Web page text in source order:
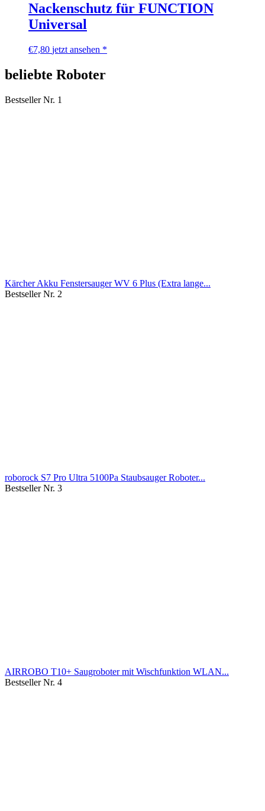
Nackenschutz für FUNCTION
Universal
€7,80 jetzt ansehen *
beliebte Roboter
Bestseller Nr. 1
Kärcher Akku Fenstersauger WV 6 Plus (Extra lange...
Bestseller Nr. 2
roborock S7 Pro Ultra 5100Pa Staubsauger Roboter...
Bestseller Nr. 3
AIRROBO T10+ Saugroboter mit Wischfunktion WLAN...
Bestseller Nr. 4